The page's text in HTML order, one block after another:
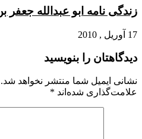
زندگی نامه ابو عبدالله جعفر
17 آوریل , 2010
دیدگاهتان را بنویسید
نشانی ایمیل شما منتشر نخواهد شد.
علامت‌گذاری شده‌اند *